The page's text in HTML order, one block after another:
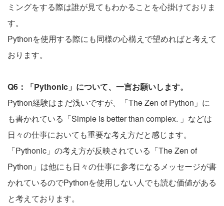
ミングをする際は誰が見てもわかることを心掛けておりま
す。
Pythonを使用する際にも同様の心構えで望めればと考えて
おります。
Q6：「Pythonic」について、一言お願いします。
Python経験はまだ浅いですが、「The Zen of Python」に
も書かれている「Simple is better than complex. 」などは
日々の仕事においても重要な考え方だと感じます。
「Pythonic」の考え方が反映されている「The Zen of
Python」は他にも日々の仕事に参考になるメッセージが書
かれているのでPythonを使用しない人でも読む価値がある
と考えております。